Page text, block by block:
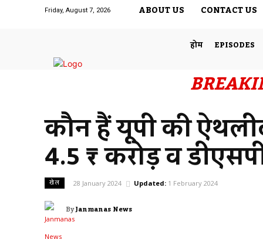
Friday, August 7, 2026 ABOUT US CONTACT US
होम EPISODES
कौन हैं यूपी की
4.5 ₹ करोड़ व
खेल 28 January 2024 Updated: 1 February 2024
ByJanmanas News